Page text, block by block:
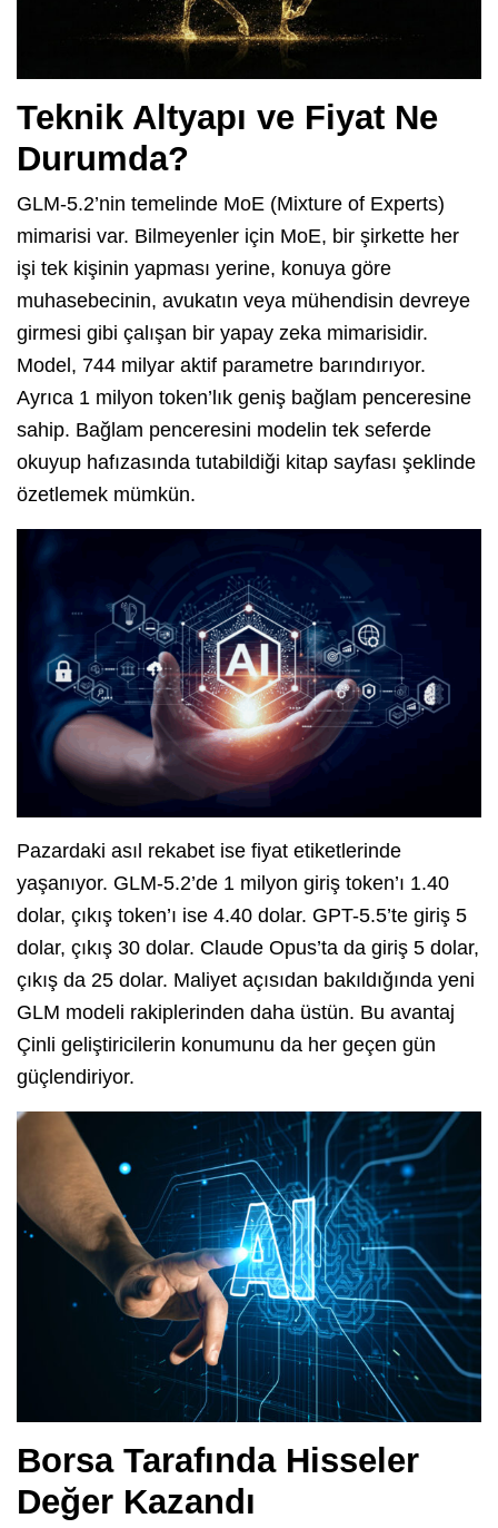
Teknik Altyapı ve Fiyat Ne
Durumda?
GLM-5.2’nin temelinde MoE (Mixture of Experts)
mimarisi var. Bilmeyenler için MoE, bir şirkette her
işi tek kişinin yapması yerine, konuya göre
muhasebecinin, avukatın veya mühendisin devreye
girmesi gibi çalışan bir yapay zeka mimarisidir.
Model, 744 milyar aktif parametre barındırıyor.
Ayrıca 1 milyon token’lık geniş bağlam penceresine
sahip. Bağlam penceresini modelin tek seferde
okuyup hafızasında tutabildiği kitap sayfası şeklinde
özetlemek mümkün.
Pazardaki asıl rekabet ise fiyat etiketlerinde
yaşanıyor. GLM-5.2’de 1 milyon giriş token’ı 1.40
dolar, çıkış token’ı ise 4.40 dolar. GPT-5.5’te giriş 5
dolar, çıkış 30 dolar. Claude Opus’ta da giriş 5 dolar,
çıkış da 25 dolar. Maliyet açısıdan bakıldığında yeni
GLM modeli rakiplerinden daha üstün. Bu avantaj
Çinli geliştiricilerin konumunu da her geçen gün
güçlendiriyor.
Borsa Tarafında Hisseler
Değer Kazandı